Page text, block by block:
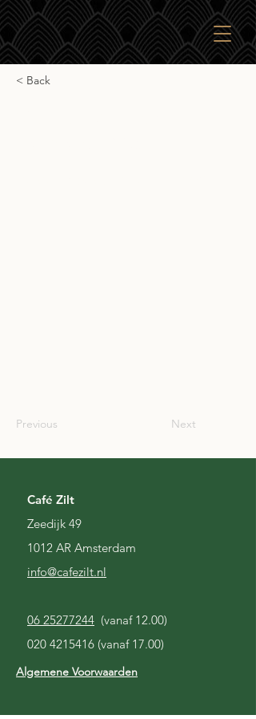
< Back
Previous Next
Café Zilt
Zeedijk 49
1012 AR Amsterdam
info@cafezilt.nl
06 25277244 (vanaf 12.00)
020 4215416 (vanaf 17.00)
Algemene Voorwaarden